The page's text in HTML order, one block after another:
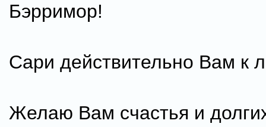
Бэрримор!
Сари действительно Вам к
Желаю Вам счастья и